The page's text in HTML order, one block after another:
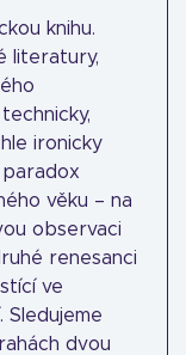
knihu.
literatury,
ironicky
věku – na
observaci
renesanci
ve
dvou